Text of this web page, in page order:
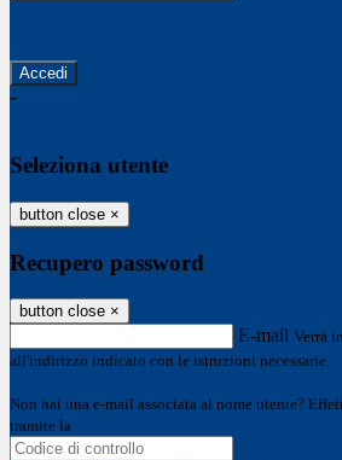
-
Seleziona utente
button close ×
Recupero password
button close ×
E-mail Verrà
all'indirizzo indicato con le istruzioni necessarie.
Non hai una e-mail associata al nome utente?
tramite la